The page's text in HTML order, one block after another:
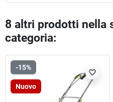
8 altri prodotti nella
categoria:
-15%
Nuovo
favorite_border